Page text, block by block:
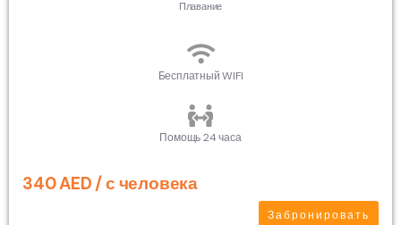
Плавание
Бесплатный WIFI
Помощь 24 часа
340 AED / с человека
Забронировать